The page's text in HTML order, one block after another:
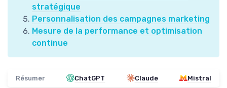
stratégique
Personnalisation des campagnes marketing
Mesure de la performance et optimisation
continue
Résumer ChatGPT Claude Mistral